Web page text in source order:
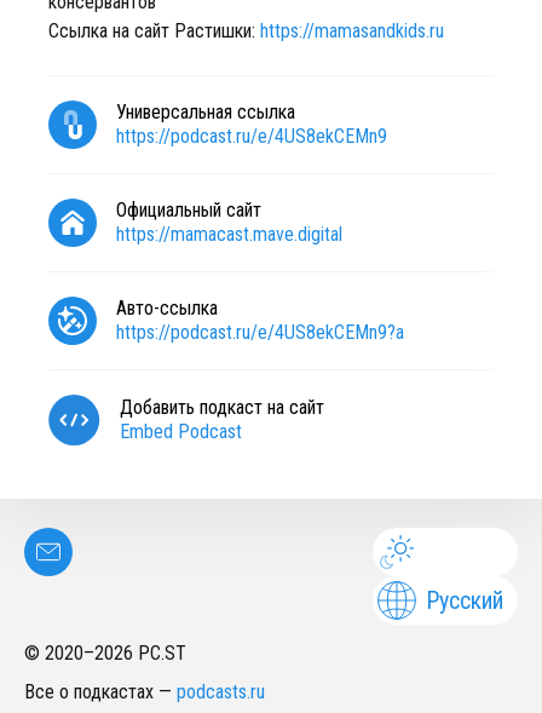
Ссылка на сайт Растишки: https://mamasandkids.ru
Универсальная ссылка
https://podcast.ru/e/4US8ekCEMn9
Официальный сайт
https://mamacast.mave.digital
Авто-ссылка
https://podcast.ru/e/4US8ekCEMn9?a
Добавить подкаст на сайт
Embed Podcast
Русский
© 2020–2026 PC.ST
Все о подкастах — podcasts.ru